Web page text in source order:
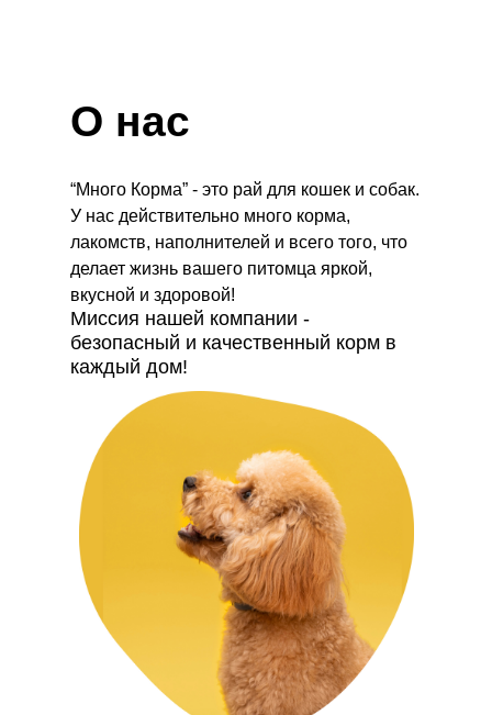
“Много Корма” - это рай для кошек и собак.
У нас действительно много корма,
лакомств, наполнителей и всего того, что
делает жизнь вашего питомца яркой,
вкусной и здоровой!
Миссия нашей компании -
безопасный и качественный корм в
каждый дом!
О нас